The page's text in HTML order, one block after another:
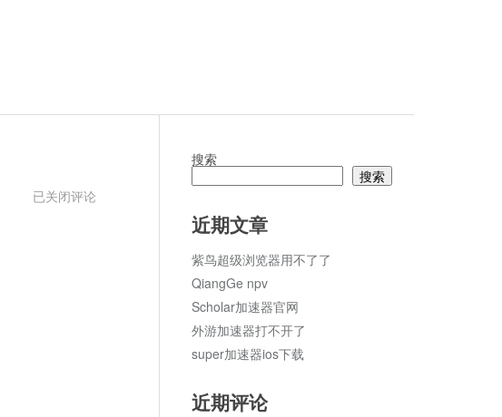
峰
已关闭评论
搜索
搜索
近期文章
紫鸟超级浏览器用不了了
QiangGe npv
Scholar加速器官网
外游加速器打不开了
super加速器ios下载
近期评论